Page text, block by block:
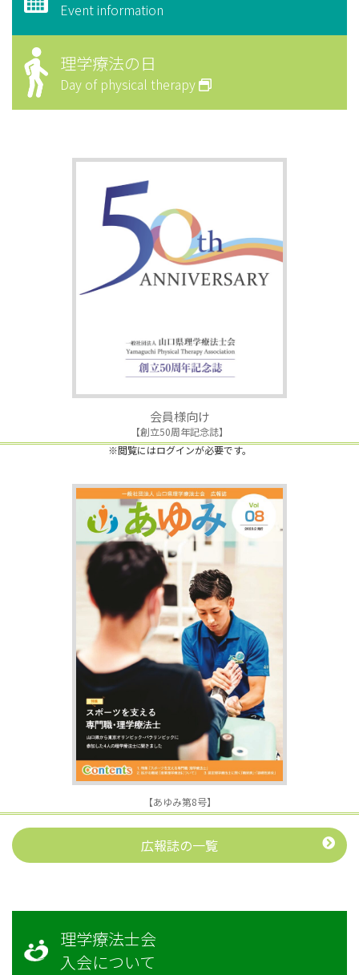
Event information
理学療法の日
Day of physical therapy
会員様向け
【創立50周年記念誌】
※閲覧にはログインが必要です。
【あゆみ第8号】
広報誌の一覧
理学療法士会
入会について